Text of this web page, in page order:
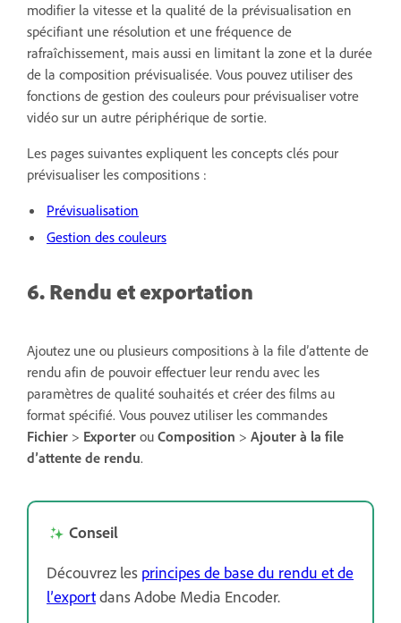
modifier la vitesse et la qualité de la prévisualisation en
spécifiant une résolution et une fréquence de
rafraîchissement, mais aussi en limitant la zone et la durée
de la composition prévisualisée. Vous pouvez utiliser des
fonctions de gestion des couleurs pour prévisualiser votre
vidéo sur un autre périphérique de sortie.
Les pages suivantes expliquent les concepts clés pour
prévisualiser les compositions :
Prévisualisation
Gestion des couleurs
6. Rendu et exportation
Ajoutez une ou plusieurs compositions à la file d’attente de
rendu afin de pouvoir effectuer leur rendu avec les
paramètres de qualité souhaités et créer des films au
format spécifié. Vous pouvez utiliser les commandes
Fichier > Exporter ou Composition > Ajouter à la file
d’attente de rendu.
Conseil
Découvrez les principes de base du rendu et de
l’exportdans Adobe Media Encoder.